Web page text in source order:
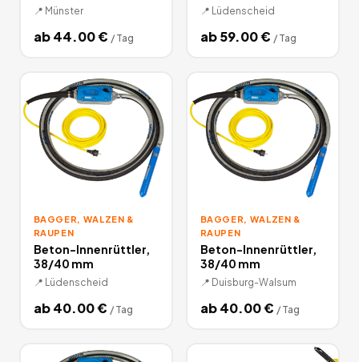
📍 Münster
ab44.00€ / Tag
📍 Lüdenscheid
ab59.00€ / Tag
BAGGER, WALZEN &
RAUPEN
Beton-Innenrüttler,
38/40 mm
📍 Lüdenscheid
ab40.00€ / Tag
BAGGER, WALZEN &
RAUPEN
Beton-Innenrüttler,
38/40 mm
📍 Duisburg-Walsum
ab40.00€ / Tag